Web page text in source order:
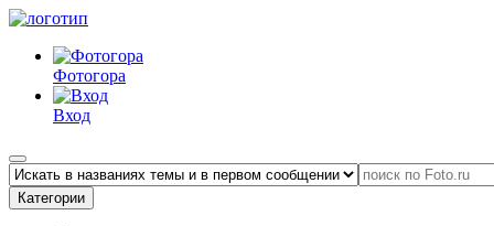
Фотогора
Вход
Категории